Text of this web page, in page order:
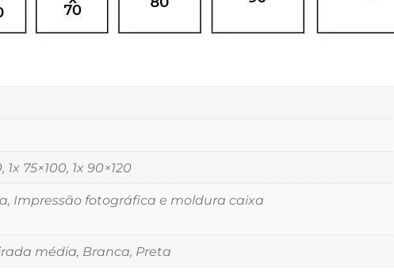
75×100, 1x 90×120
Impressão fotográfica e moldura caixa
média, Branca, Preta